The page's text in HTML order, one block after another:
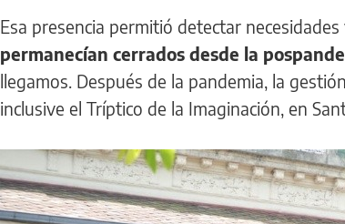
Esa presencia permitió detectar
permanecían cerrados desde la
llegamos. Después de la pandemia, la
inclusive el Tríptico de la Imaginación, en